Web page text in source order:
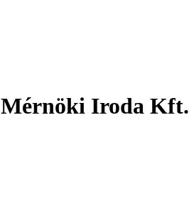
Mérnöki Iroda Kft.